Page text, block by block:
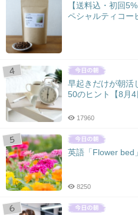
【送料込・初回
ペシャルティコー
早起きだけが朝活
50のヒント【8月4
17960
英語「Flower bed
8250